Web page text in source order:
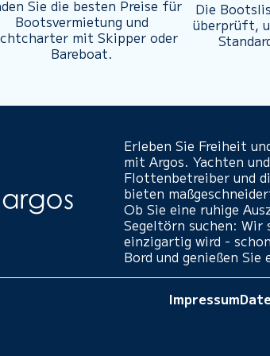
Sie die besten Preise für
Bootsvermietung und
mit Skipper oder
Bareboat.
Die
überprüft,
Erleben Sie Freiheit
mit Argos. Yachten
Flottenbetreiber und
bieten
Ob Sie eine ruhige
Segeltörn suchen: Wir
einzigartig wird -
Bord und genießen Sie
Impressum